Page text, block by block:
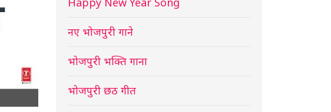
नए भोजपुरी गाने
भोजपुरी भक्ति गाना
भोजपुरी छठ गीत